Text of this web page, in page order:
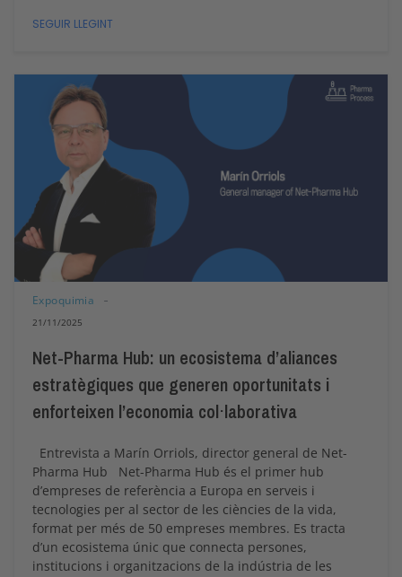
SEGUIR LLEGINT
Expoquimia
21/11/2025
Net-Pharma Hub: un ecosistema d’aliances
estratègiques que generen oportunitats i
enforteixen l’economia col·laborativa
Entrevista a Marín Orriols, director general de Net-
Pharma Hub Net-Pharma Hub és el primer hub
d’empreses de referència a Europa en serveis i
tecnologies per al sector de les ciències de la vida,
format per més de 50 empreses membres. Es tracta
d’un ecosistema únic que connecta persones,
institucions i organitzacions de la indústria de les